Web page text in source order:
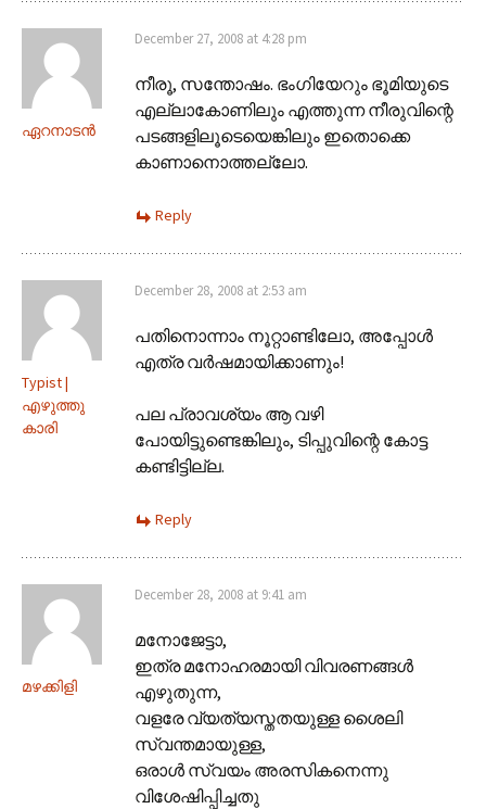
ഏറനാടന്‍
December 27, 2008 at 4:28 pm
നീരൂ, സന്തോഷം. ഭംഗിയേറും ഭൂമിയുടെ
എല്ലാകോണിലും എത്തുന്ന നീരുവിന്റെ
പടങ്ങളിലൂടെയെങ്കിലും ഇതൊക്കെ
കാണാനൊത്തല്ലോ.
Reply
Typist |
എഴുത്തു
കാരി
December 28, 2008 at 2:53 am
പതിനൊന്നാം നൂറ്റാണ്ടിലോ, അപ്പോള്‍
എത്ര വര്‍ഷമായിക്കാണും!
പല പ്രാവശ്യം ആ വഴി
പോയിട്ടുണ്ടെങ്കിലും, ടിപ്പുവിന്റെ കോട്ട
കണ്ടിട്ടില്ല.
Reply
മഴക്കിളി
December 28, 2008 at 9:41 am
മനോജേട്ടാ,
ഇത്ര മനോഹരമായി വിവരണങ്ങള്‍
എഴുതുന്ന,
വളരേ വ്യത്യസ്തതയുള്ള ശൈലി
സ്വന്തമായുള്ള,
ഒരാള്‍ സ്വയം അരസികനെന്നു
വിശേഷിപ്പിച്ചതു